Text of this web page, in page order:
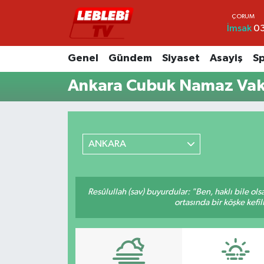
İmsak
Genel Gündem Siyaset Asayiş
Ankara Cubuk Namaz
ANKARA
Resûlullah (sav) buyurdular: "Ben, haklı bile
ortasında bir köşke
Hava Durumu
Çorum Namaz Vakitleri
Trafik Durumu
Süper Lig Puan Durumu ve Fikstür
Son Dakika Haberleri